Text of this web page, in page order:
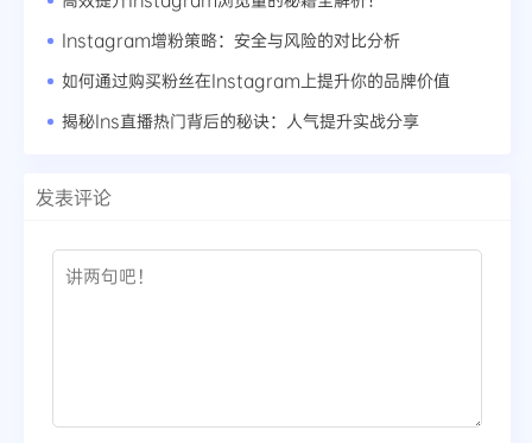
Instagram增粉策略：安全与风险的对比分析
如何通过购买粉丝在Instagram上提升你的品牌价值
揭秘Ins直播热门背后的秘诀：人气提升实战分享
发表评论